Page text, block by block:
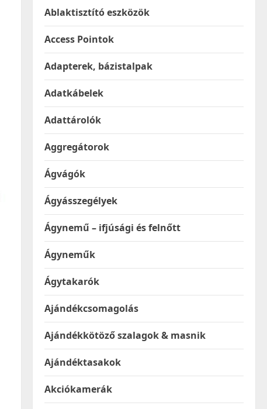
Ablaktisztító eszközök
Access Pointok
Adapterek, bázistalpak
Adatkábelek
Adattárolók
Aggregátorok
Ágvágók
Ágyásszegélyek
Ágynemű – ifjúsági és felnőtt
Ágyneműk
Ágytakarók
Ajándékcsomagolás
Ajándékkötöző szalagok & masnik
Ajándéktasakok
Akciókamerák